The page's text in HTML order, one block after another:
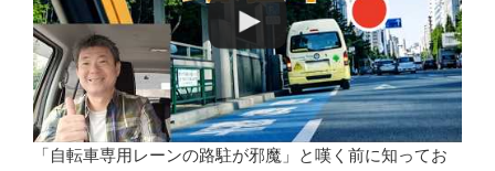
「自転車専用レーンの路駐が邪魔」と嘆く前に知ってお